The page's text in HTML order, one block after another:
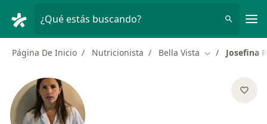
¿Qué estás buscando?
Página De Inicio Nutricionista Bella Vista Cambiar de
Josefina